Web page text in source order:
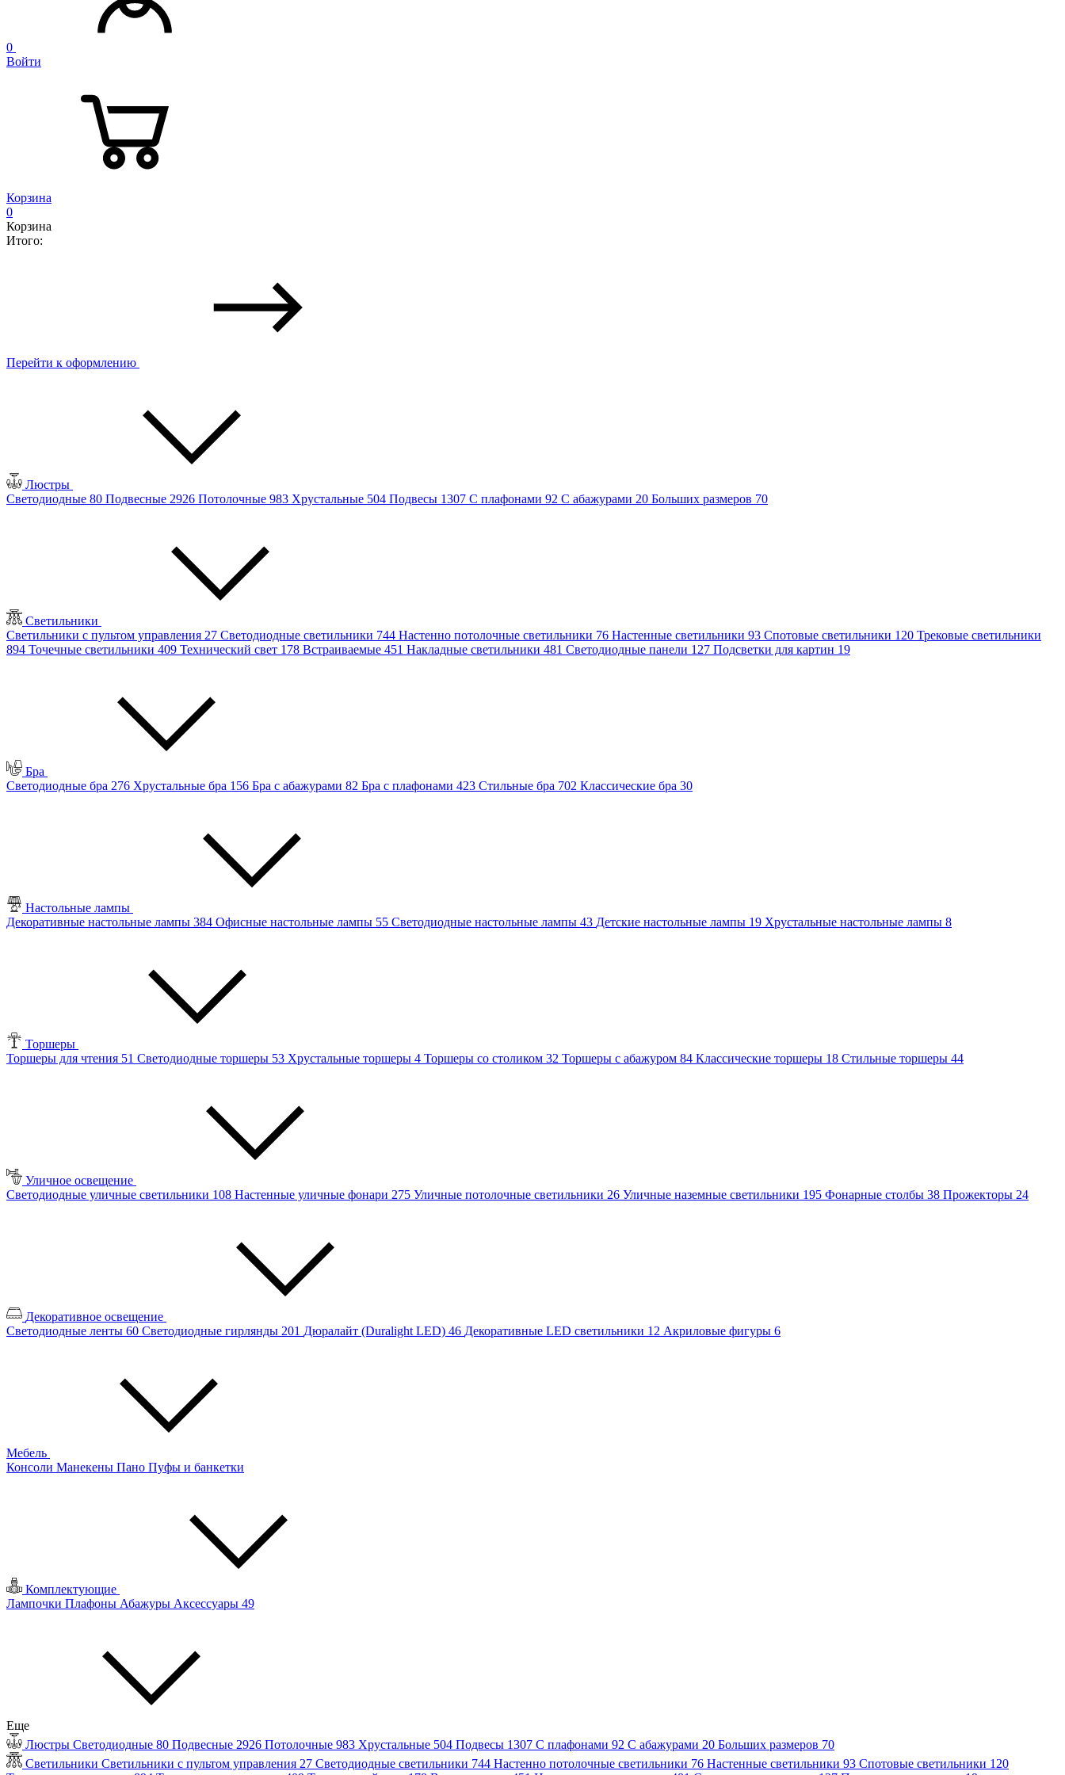
0
Войти
Корзина
0
Корзина
Итого:
Перейти к оформлению
Люстры
Светодиодные 80 Подвесные 2926 Потолочные 983 Хрустальные 504 Подвесы 1307 С плафонами 92 С абажурами 20 Больших размеров 70
Светильники
Светильники с пультом управления 27 Светодиодные светильники 744 Настенно потолочные светильники 76 Настенные светильники 93 Спотовые светильники 120 Трековые светильники
894 Точечные светильники 409 Технический свет 178 Встраиваемые 451 Накладные светильники 481 Светодиодные панели 127 Подсветки для картин 19
Бра
Светодиодные бра 276 Хрустальные бра 156 Бра с абажурами 82 Бра с плафонами 423 Стильные бра 702 Классические бра 30
Настольные лампы
Декоративные настольные лампы 384 Офисные настольные лампы 55 Светодиодные настольные лампы 43 Детские настольные лампы 19 Хрустальные настольные лампы 8
Торшеры
Торшеры для чтения 51 Светодиодные торшеры 53 Хрустальные торшеры 4 Торшеры со столиком 32 Торшеры с абажуром 84 Классические торшеры 18 Стильные торшеры 44
Уличное освещение
Светодиодные уличные светильники 108 Настенные уличные фонари 275 Уличные потолочные светильники 26 Уличные наземные светильники 195 Фонарные столбы 38 Прожекторы 24
Декоративное освещение
Светодиодные ленты 60 Светодиодные гирлянды 201 Дюралайт (Duralight LED) 46 Декоративные LED светильники 12 Акриловые фигуры 6
Мебель
Консоли Манекены Пано Пуфы и банкетки
Комплектующие
Лампочки Плафоны Абажуры Аксессуары 49
Еще
Люстры Светодиодные 80 Подвесные 2926 Потолочные 983 Хрустальные 504 Подвесы 1307 С плафонами 92 С абажурами 20 Больших размеров 70
Светильники Светильники с пультом управления 27 Светодиодные светильники 744 Настенно потолочные светильники 76 Настенные светильники 93 Спотовые светильники 120